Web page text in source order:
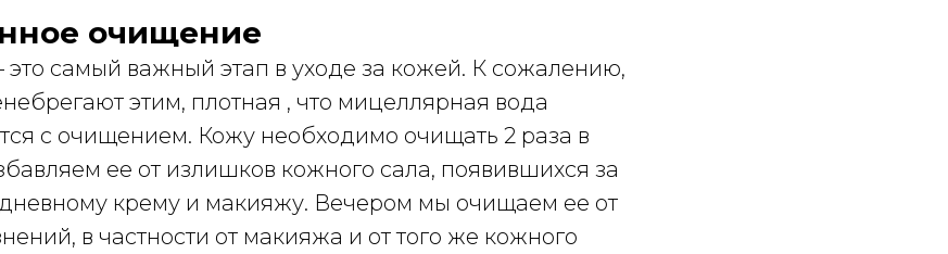
очищение
самый важный этап в уходе за кожей. К сожалению,
этим, плотная , что мицеллярная вода
с очищением. Кожу необходимо очищать 2 раза в
ее от излишков кожного сала, появившихся за
дневному крему и макияжу. Вечером мы очищаем ее от
в частности от макияжа и от того же кожного